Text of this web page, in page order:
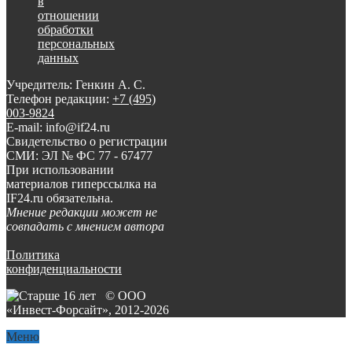
отношении
обработки
персональных
данных
Учредитель: Генкин А. С.
Телефон редакции: +7 (495)
003-9824
E-mail: info@if24.ru
Свидетельство о регистрации
СМИ: ЭЛ № ФС 77 - 67477
При использовании
материалов гиперссылка на
IF24.ru обязательна.
Мнение редакции может не
совпадать с мнением автора
Политика
конфиденциальности
© ООО
«Инвест-Форсайт», 2012-2026
Меню